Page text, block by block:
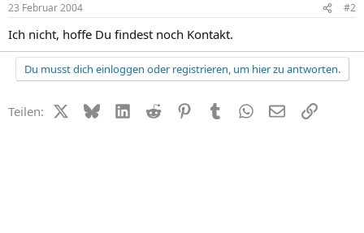
23 Februar 2004 #2
Ich nicht, hoffe Du findest noch Kontakt.
Du musst dich einloggen oder registrieren, um hier zu antworten.
Teilen: X (Twitter)
BlueskyLinkedIn
Reddit PinterestTumblr WhatsApp
E-MailLink